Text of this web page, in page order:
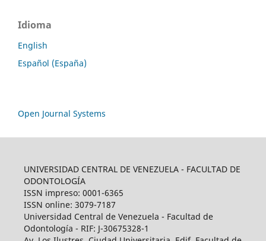
Idioma
English
Español (España)
Open Journal Systems
UNIVERSIDAD CENTRAL DE VENEZUELA - FACULTAD DE
ODONTOLOGÍA
ISSN impreso: 0001-6365
ISSN online: 3079-7187
Universidad Central de Venezuela - Facultad de
Odontología - RIF: J-30675328-1